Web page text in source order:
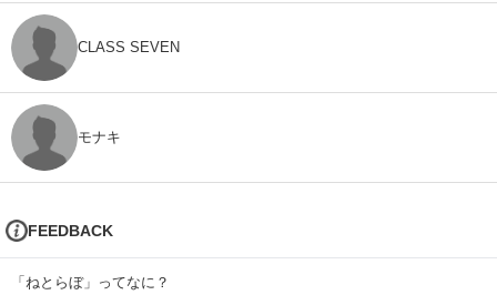
CLASS SEVEN
モナキ
FEEDBACK
「ねとらぼ」ってなに？